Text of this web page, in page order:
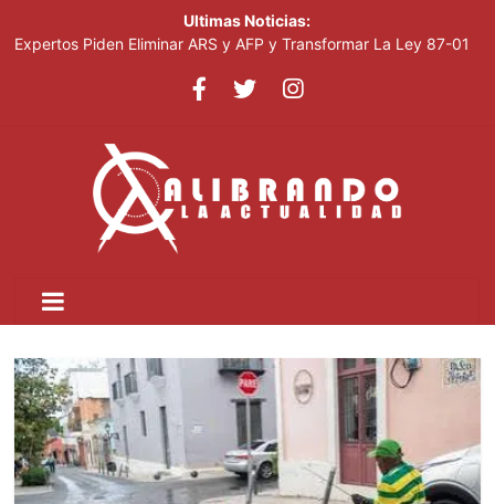
Ultimas Noticias:
Expertos Piden Eliminar ARS y AFP y Transformar La Ley 87-01
miembros de la Fuerza del Pueblo
Acciones De Sandisk Suben 2,800% En Doce Meses Impulsadas
Por La Demanda De IA
Plataforma Cripto Vinculada A Irán Movió US$6,300 Millones
Antes De Ser Sancionada